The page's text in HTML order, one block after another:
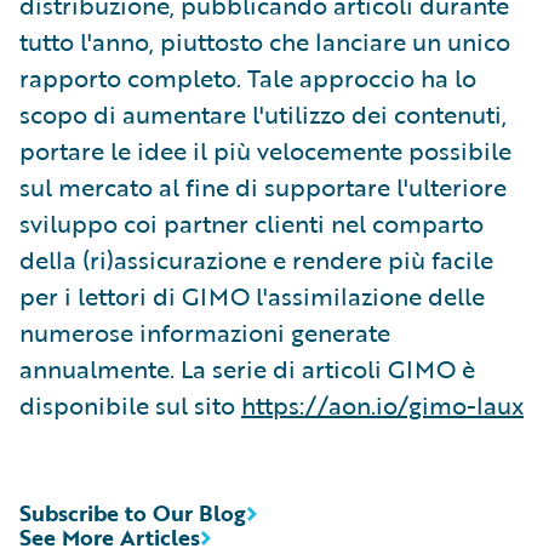
tutto l'anno, piuttosto che lanciare un unico
rapporto completo. Tale approccio ha lo
scopo di aumentare l'utilizzo dei contenuti,
portare le idee il più velocemente possibile
sul mercato al fine di supportare l'ulteriore
sviluppo coi partner clienti nel comparto
della (ri)assicurazione e rendere più facile
per i lettori di GIMO l'assimilazione delle
numerose informazioni generate
annualmente. La serie di articoli GIMO è
disponibile sul sito https://aon.io/gimo-laux
See More Articles
Subscribe to Our Blog